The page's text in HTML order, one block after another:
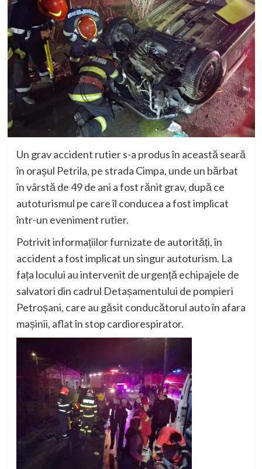
Un grav accident rutier s-a produs în această seară
în orașul Petrila, pe strada Cimpa, unde un bărbat
în vârstă de 49 de ani a fost rănit grav, după ce
autoturismul pe care îl conducea a fost implicat
într-un eveniment rutier.
Potrivit informațiilor furnizate de autorități, în
accident a fost implicat un singur autoturism. La
fața locului au intervenit de urgență echipajele de
salvatori din cadrul Detașamentului de pompieri
Petroșani, care au găsit conducătorul auto în afara
mașinii, aflat în stop cardiorespirator.